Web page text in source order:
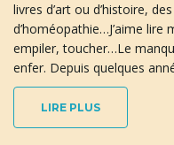
livres d’art ou d’histoire,
d’homéopathie…J’aime lire
empiler, toucher…Le
enfer. Depuis quelques
LIRE PLUS